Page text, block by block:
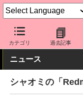
カテゴリ 過去記事
ケータイ Watch OS
ニュース
シャオミの「